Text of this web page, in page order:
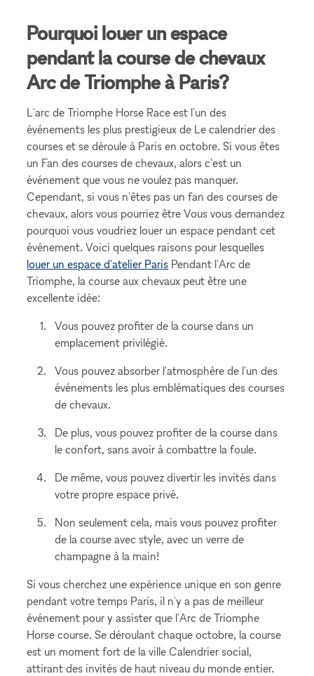
Pourquoi louer un espace
pendant la course de chevaux
Arc de Triomphe à Paris?
L'arc de Triomphe Horse Race est l'un des
événements les plus prestigieux de Le calendrier des
courses et se déroule à Paris en octobre. Si vous êtes
un Fan des courses de chevaux, alors c'est un
événement que vous ne voulez pas manquer.
Cependant, si vous n'êtes pas un fan des courses de
chevaux, alors vous pourriez être Vous vous demandez
pourquoi vous voudriez louer un espace pendant cet
événement. Voici quelques raisons pour lesquelles
louer un espace d'atelier Paris Pendant l'Arc de
Triomphe, la course aux chevaux peut être une
excellente idée:
Vous pouvez profiter de la course dans un
emplacement privilégié.
Vous pouvez absorber l'atmosphère de l'un des
événements les plus emblématiques des courses
de chevaux.
De plus, vous pouvez profiter de la course dans
le confort, sans avoir à combattre la foule.
De même, vous pouvez divertir les invités dans
votre propre espace privé.
Non seulement cela, mais vous pouvez profiter
de la course avec style, avec un verre de
champagne à la main!
Si vous cherchez une expérience unique en son genre
pendant votre temps Paris, il n'y a pas de meilleur
événement pour y assister que l'Arc de Triomphe
Horse course. Se déroulant chaque octobre, la course
est un moment fort de la ville Calendrier social,
attirant des invités de haut niveau du monde entier.